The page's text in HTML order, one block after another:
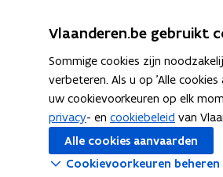
Nieuwsbrief krijgen?
vraag & woord van de
wekelijks in je mailbox
Schrijf je in
Vlaanderen.be gebruikt
Sommige cookies zijn
verbeteren. Als u op 'Alle
uw cookievoorkeuren op elk
privacy- en cookiebeleid van
Alle cookies aanvaarden
Cookievoorkeuren beheren